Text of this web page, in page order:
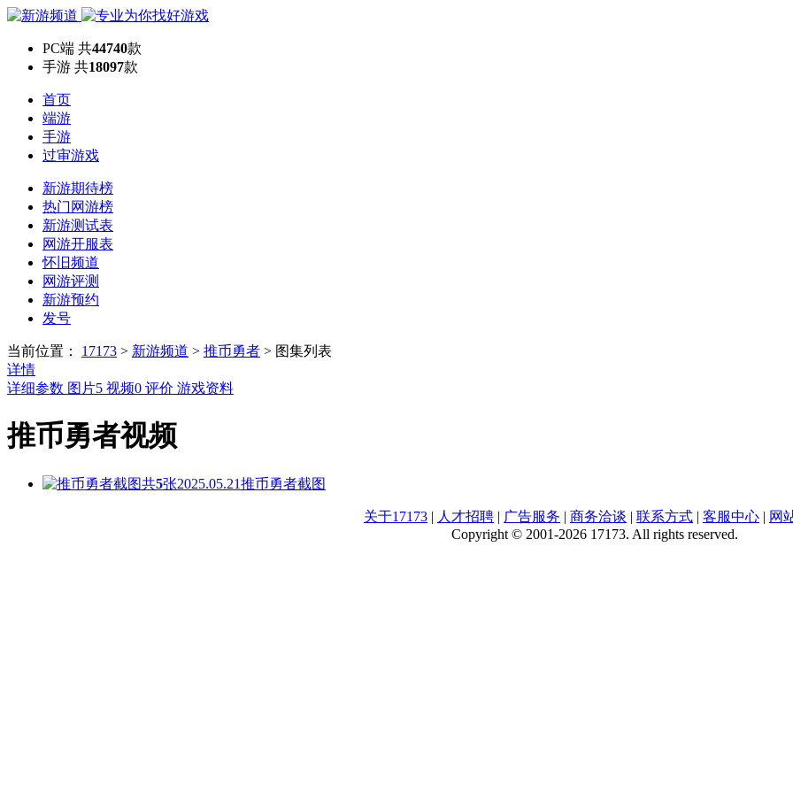
PC端 共44740款
手游 共18097款
首页
端游
手游
过审游戏
新游期待榜
热门网游榜
新游测试表
网游开服表
怀旧频道
网游评测
新游预约
发号
当前位置： 17173 > 新游频道 > 推币勇者 > 图集列表
详情
详细参数 图片5 视频0 评价 游戏资料
推币勇者视频
共5张2025.05.21推币勇者截图
关于17173 | 人才招聘 | 广告服务 | 商务洽谈 | 联系方式 | 客服中心 | 网
Copyright © 2001-2026 17173. All rights reserved.